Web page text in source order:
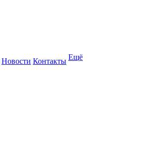
Новости Контакты Ещё